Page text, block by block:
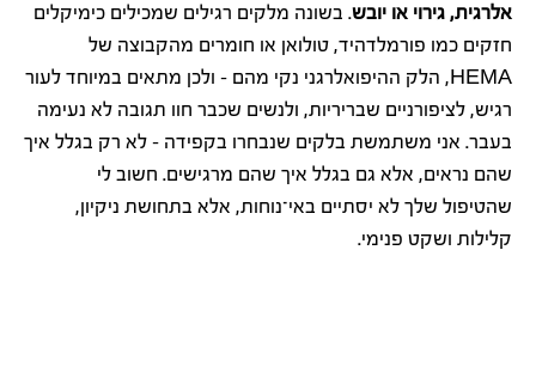
אלרגית, גירוי או יובש. בשונה מלקים רגילים שמכילים כימיקלים
חזקים כמו פורמלדהיד, טולואן או חומרים מהקבוצה של
HEMA, הלק ההיפואלרגני נקי מהם – ולכן מתאים במיוחד לעור
רגיש, לציפורניים שבריריות, ולנשים שכבר חוו תגובה לא נעימה
בעבר. אני משתמשת בלקים שנבחרו בקפידה – לא רק בגלל איך
שהם נראים, אלא גם בגלל איך שהם מרגישים. חשוב לי
שהטיפול שלך לא יסתיים באי־נוחות, אלא בתחושת ניקיון,
קלילות ושקט פנימי.